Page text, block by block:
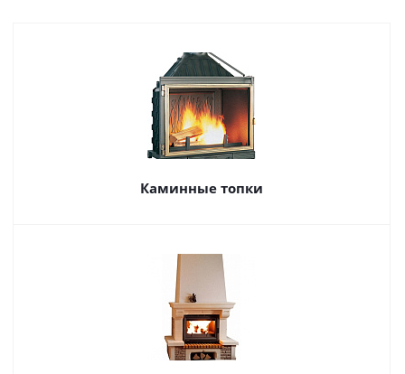
Каминные топки